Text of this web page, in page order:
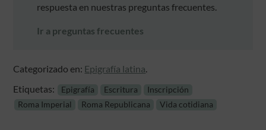
respuesta en nuestras preguntas frecuentes.
Ir a preguntas frecuentes
Categorizado en: Epigrafía latina.
Etiquetas:
Epigrafía Escritura
Inscripción
Roma Imperial
Roma Republicana Vida cotidiana